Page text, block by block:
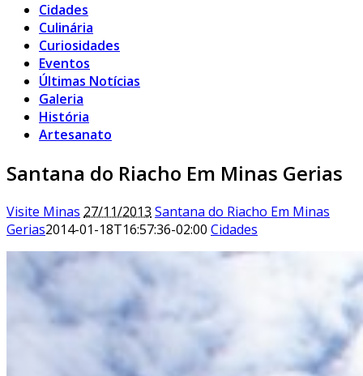
Cidades
Culinária
Curiosidades
Eventos
Últimas Notícias
Galeria
História
Artesanato
Santana do Riacho Em Minas Gerias
Visite Minas 27/11/2013 Santana do Riacho Em Minas
Gerias2014-01-18T16:57:36-02:00 Cidades